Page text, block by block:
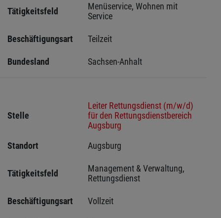
Tätigkeitsfeld
Menüservice, Wohnen mit
Service
Beschäftigungsart Teilzeit
Bundesland Sachsen-Anhalt
Stelle
Leiter Rettungsdienst (m/w/d)
für den Rettungsdienstbereich
Augsburg
Standort
Augsburg
Tätigkeitsfeld
Management & Verwaltung,
Rettungsdienst
Beschäftigungsart Vollzeit